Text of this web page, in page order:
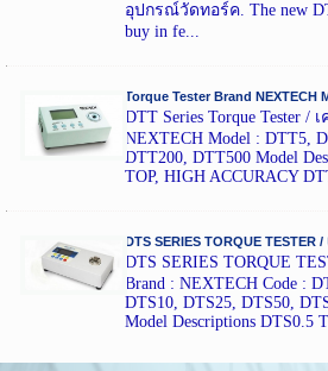
อุปกรณ์วัดทอร์ค. The new
buy in fe...
Torque Tester Brand NEXTECH
DTT Series Torque Tester /
NEXTECH Model : DTT5,
DTT200, DTT500 Model
TOP, HIGH ACCURACY
DTS SERIES TORQUE TESTER
DTS SERIES TORQUE
Brand : NEXTECH Code :
DTS10, DTS25, DTS50,
Model Descriptions DTS0.5